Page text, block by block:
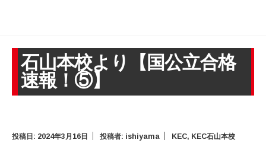
石山本校より【国公立合格
速報！⑤】
投稿日: 2024年3月16日 投稿者: ishiyama KEC, KEC石山本校